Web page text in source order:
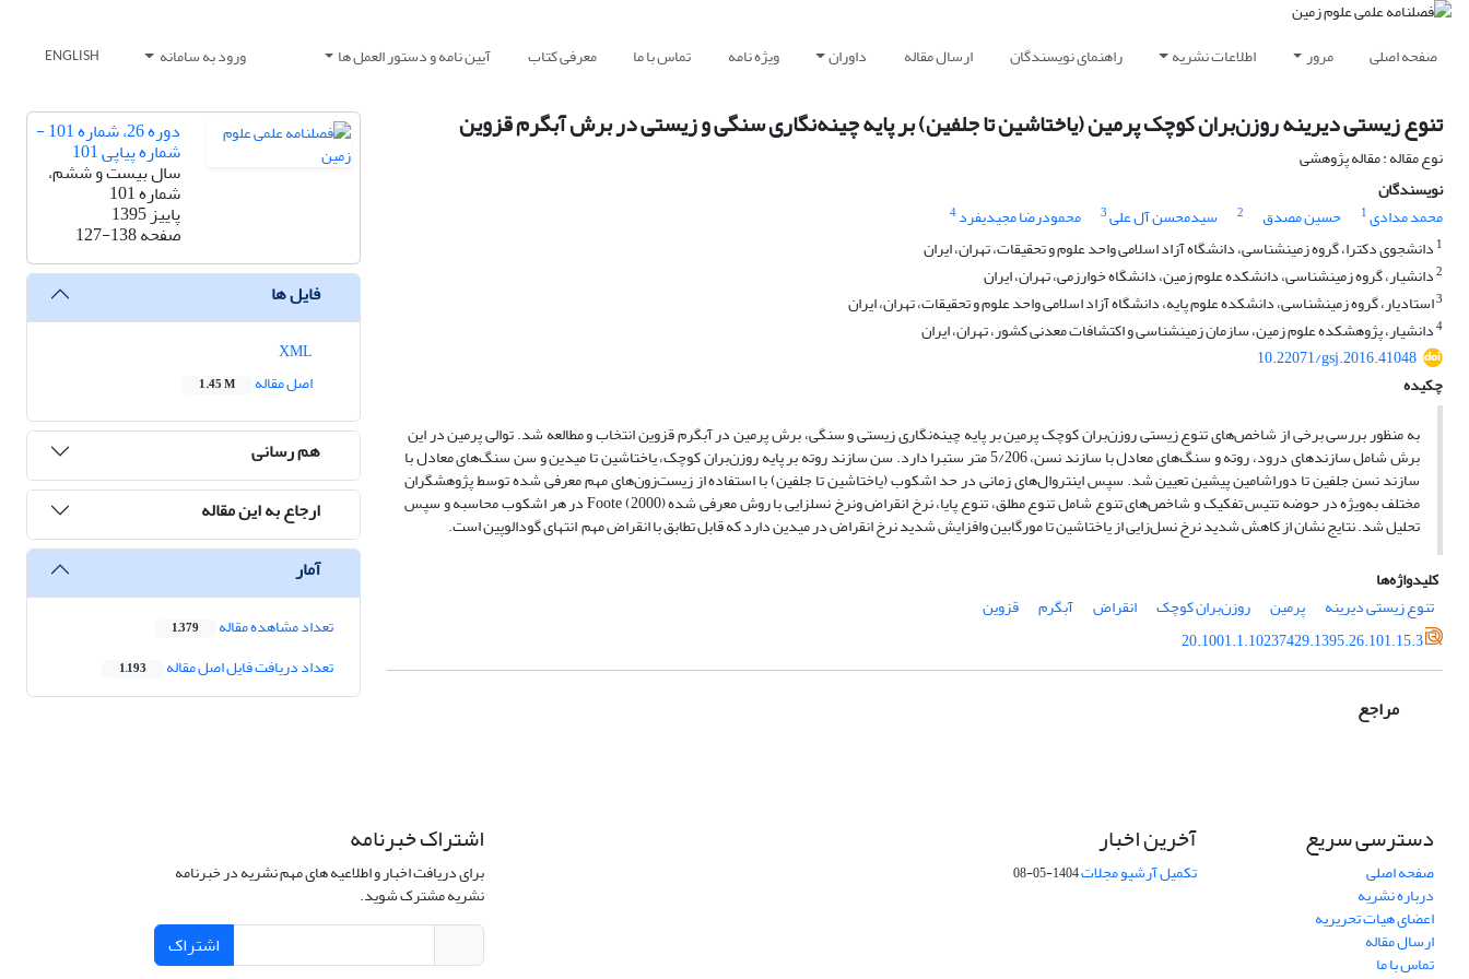
صفحه اصلی مرور اطلاعات نشریه راهنمای نویسندگان ارسال مقاله داوران ویژه نامه تماس با ما معرفی کتاب آیین نامه و دستور العمل ها ورود به سامانه ENGLISH
تنوع زیستی دیرینه روزن‌بران کوچک پرمین (یاختاشین تا جلفین) بر پایه چینه‌نگاری سنگی و زیستی در برش آب‎گرم قزوین
نوع مقاله : مقاله پژوهشی
نویسندگان
محمد مدادی1 حسین مصدق 2 سیدمحسن آل علی3 محمودرضا مجیدی‎فرد
4
1 دانشجوی دکترا، گروه زمین‎شناسی، دانشگاه آزاد اسلامی واحد علوم و تحقیقات، تهران، ایران
2دانشیار، گروه زمین‎شناسی، دانشکده علوم زمین، دانشگاه خوارزمی، تهران، ایران
3استادیار، گروه زمین‎شناسی، دانشکده علوم پایه، دانشگاه آزاد اسلامی واحد علوم و تحقیقات، تهران، ایران
4دانشیار، پژوهشکده علوم زمین، سازمان زمین‎شناسی و اکتشافات معدنی کشور، تهران، ایران
10.22071/gsj.2016.41048
چکیده
به منظور بررسی برخی از شاخص‌های تنوع ‌زیستی روزن‌بران کوچک پرمین بر پایه چینه‌نگاری زیستی و سنگی، برش پرمین در آبگرم قزوین انتخاب و مطالعه شد. توالی پرمین در این
برش شامل سازندهای درود، روته و سنگ‌های معادل با سازند نسن، 5/206 متر ستبرا دارد. سن سازند روته بر پایه روزن‌بران کوچک، یاختاشین تا میدین و سن سنگ‌‌های معادل با
سازند نسن جلفین تا دوراشامین پیشین تعیین شد. سپس اینتروال‌های زمانی در حد اشکوب (یاختاشین تا جلفین) با استفاده از زیست‌زون‌های مهم معرفی شده توسط پژوهشگران
مختلف به‌ویژه در حوضه تتیس تفکیک و شاخص‌های تنوع شامل تنوع مطلق، تنوع پایا، نرخ انقراض ونرخ نسل‎زایی با روش معرفی شده Foote (2000) در هر اشکوب محاسبه و سپس
تحلیل شد. نتایج نشان از کاهش شدید نرخ نسل‌زایی از یاختاشین تا مورگابین وافزایش شدید نرخ انقراض در میدین دارد که قابل تطابق با انقراض‌ مهم انتهای گودالوپین است.
کلیدواژه‌ها
تنوع زیستی دیرینه
پرمین روزن‌بران کوچک انقراض آب‎گرم
قزوین
20.1001.1.10237429.1395.26.101.15.3
مراجع
دوره 26، شماره 101 -
شماره پیاپی 101
سال بیست و ششم،
شماره 101
پاییز 1395
صفحه127-138
فایل ها
اصل مقاله
1.45 M
هم رسانی
ارجاع به این مقاله
آمار
تعداد مشاهده مقاله 1,379
تعداد دریافت فایل اصل مقاله 1,193
دسترسی سریع
صفحه اصلی
درباره نشریه
اعضای هیات تحریریه
ارسال مقاله
تماس با ما
آخرین اخبار
تکمیل آرشیو مجلات1404-05-08
اشتراک خبرنامه
برای دریافت اخبار و اطلاعیه های مهم نشریه در خبرنامه
نشریه مشترک شوید.
اشتراک